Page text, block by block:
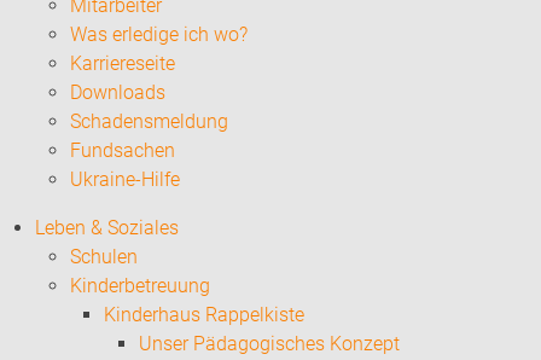
Mitarbeiter
Was erledige ich wo?
Karriereseite
Downloads
Schadensmeldung
Fundsachen
Ukraine-Hilfe
Leben & Soziales
Schulen
Kinderbetreuung
Kinderhaus Rappelkiste
Unser Pädagogisches Konzept